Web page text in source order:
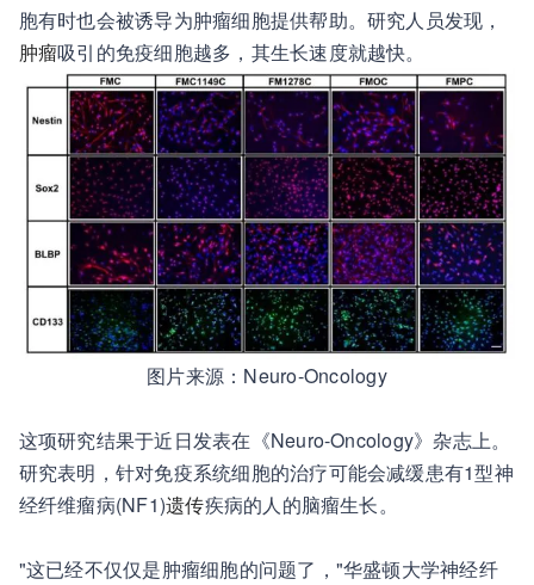
胞有时也会被诱导为肿瘤细胞提供帮助。研究人员发现，
肿瘤吸引的免疫细胞越多，其生长速度就越快。
图片来源： Neuro-Oncology
这项研究结果于近日发表在《Neuro-Oncology》杂志上。
研究表明，针对免疫系统细胞的治疗可能会减缓患有1型神
经纤维瘤病(NF1)遗传疾病的人的脑瘤生长。
"这已经不仅仅是肿瘤细胞的问题了，"华盛顿大学神经纤